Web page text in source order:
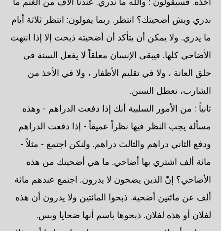
ندري ويش أضحيتك؟ انتظر. ربما يقولون: انتظر ثلاثة أيام
ما يدري. ولا يمكن أن يتأكد أن أضحيته ذبحت إلا إذا انتهت
الأضاحي كلها. فيبقى الإنسان معلقاً لا يفعل السنة في
حلق العانة ، ولا في تقليم الأظفار ، ولا في الأخذ من
الشارب، تعطل السنن.
ثانياً : من الأمور السلبية أنك إذا دفعت الدراهم - وهذه
مسألة يجب النظر فيها نظراً عميقاً - إذا دفعت الدراهم
ودفع الثاني دراهم والثالث دراهم. ولنكن اجتمع - مثلاً -
مائة ألف اشتري بها أضاحي. ما هي أضحيتك من هذه
الأضاحي؟ إنّ الذين يضحون لا يدرون. اجتمع عندهم مائة
ألف عن مائتين أضحية. ذبحوا المائتين ولا يدرون أن هذه
لفلان أو هذه لفلان. ذبحوها باسم أنها ضحايا وبس.